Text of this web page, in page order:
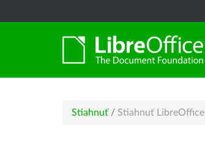
Stiahnuť / Stiahnuť LibreOffice